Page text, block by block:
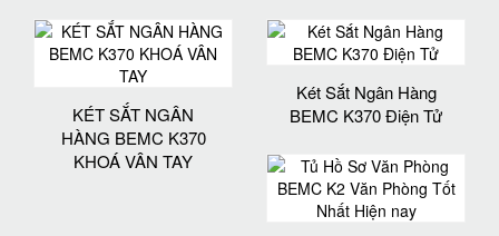
KÉT SẮT NGÂN
HÀNG BEMC K370
KHOÁ VÂN TAY
Két Sắt Ngân Hàng
BEMC K370 Điện Tử